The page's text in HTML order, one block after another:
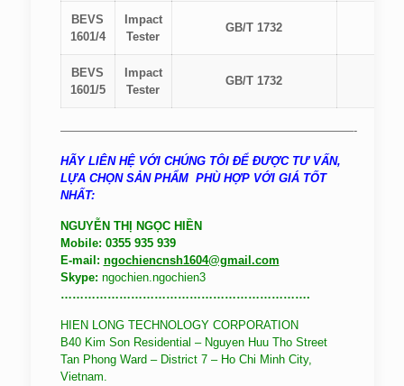
BEVS
1601/4
Impact
Tester
GB/T 1732
BEVS
1601/5
Impact
Tester
GB/T 1732
—————————————————————————-
HÃY LIÊN HỆ VỚI CHÚNG TÔI ĐỂ ĐƯỢC TƯ VẤN,
LỰA CHỌN SẢN PHẨM PHÙ HỢP VỚI GIÁ TỐT
NHẤT:
NGUYỄN THỊ NGỌC HIỀN
Mobile: 0355 935 939
E-mail: ngochiencnsh1604@gmail.com
Skype: ngochien.ngochien3
……………………………………………………….
HIEN LONG TECHNOLOGY CORPORATION
B40 Kim Son Residential – Nguyen Huu Tho Street
Tan Phong Ward – District 7 – Ho Chi Minh City,
Vietnam.